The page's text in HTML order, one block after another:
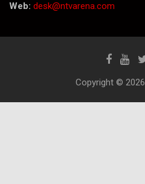
Web: desk@ntvarena.com
Copyright © 2026